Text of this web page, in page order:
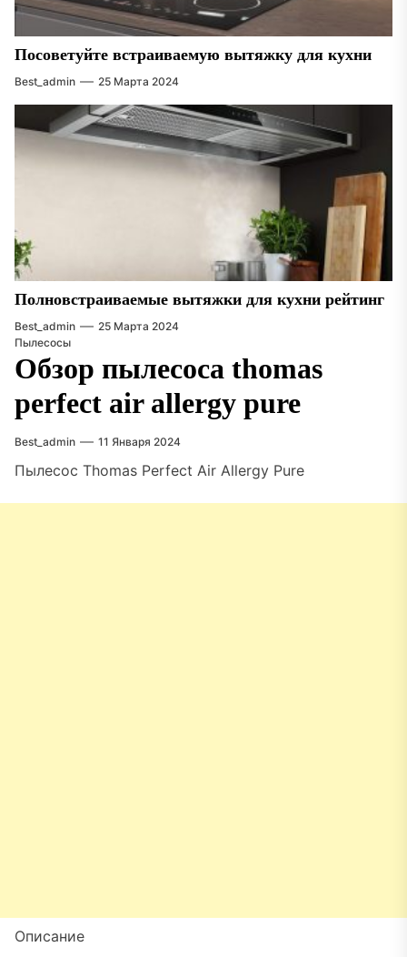
Посоветуйте встраиваемую вытяжку для кухни
Best_admin 25 Марта 2024
Полновстраиваемые вытяжки для кухни рейтинг
Best_admin
25 Марта 2024
Пылесосы
Обзор пылесоса thomas
perfect air allergy pure
Best_admin 11 Января 2024
Пылесос Thomas Perfect Air Allergy Pure
Описание